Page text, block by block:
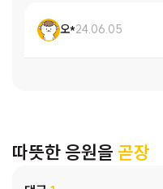
오*24.06.05
따뜻한 응원을 곧장